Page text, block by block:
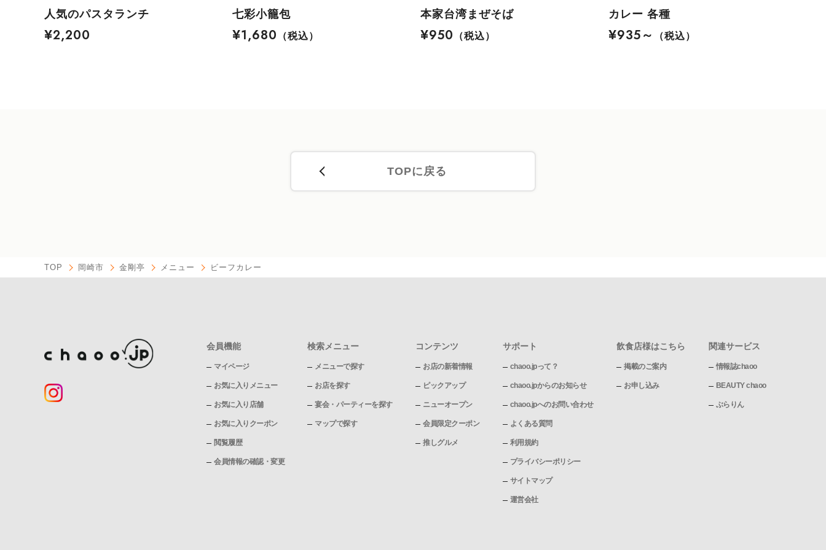
人気のパスタランチ
¥2,200
七彩小籠包
¥1,680
（税込）
本家台湾まぜそば
¥950
（税込）
カレー 各種
¥935～
（税込）
TOPに戻る
TOP 岡崎市 金剛亭 メニュー ビーフカレー
会員機能
マイページ
お気に入りメニュー
お気に入り店舗
お気に入りクーポン
閲覧履歴
会員情報の確認・変更
検索メニュー
メニューで探す
お店を探す
宴会・パーティーを探す
マップで探す
コンテンツ
お店の新着情報
ピックアップ
ニューオープン
会員限定クーポン
推しグルメ
サポート
chaoo.jpって？
chaoo.jpからのお知らせ
chaoo.jpへのお問い合わせ
よくある質問
利用規約
プライバシーポリシー
サイトマップ
運営会社
飲食店様はこちら
掲載のご案内
お申し込み
関連サービス
情報誌chaoo
BEAUTY chaoo
ぶらりん